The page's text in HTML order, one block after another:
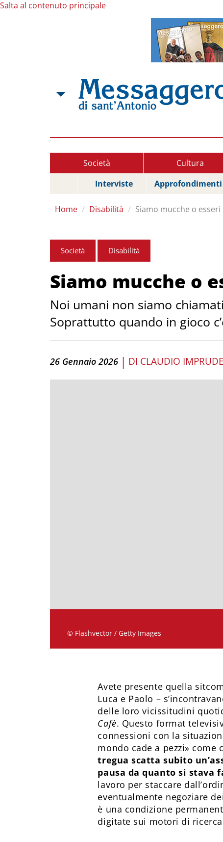
Salta al contenuto principale
Società Cultura
Interviste
Approfondimenti
Home Disabilità Siamo mucche o esseri
Società Disabilità
Siamo mucche o
Noi umani non siamo
Soprattutto quando in gioco
26 Gennaio 2026 | DI CLAUDIO
© Flashvector / Getty Images
Avete presente quella
Luca e Paolo –
delle loro vicissitudini
Cafè. Questo format
connessioni con la
mondo cade a pezzi»
tregua scatta subito
pausa da quanto si stava
lavoro per staccare
eventualmente negoziare
è una condizione
digitate sui motori di